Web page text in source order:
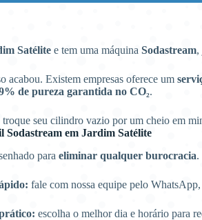
Satélite e tem uma máquina Sodastream,
acabou. Existem empresas oferece um
de pureza garantida no CO₂.
seu cilindro vazio por um cheio em
Sodastream em Jardim Satélite
para eliminar qualquer burocracia.
fale com nossa equipe pelo
escolha o melhor dia e horário para